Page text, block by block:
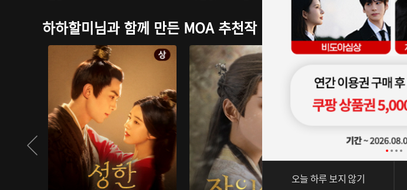
하하할미님과 함께 만든 MOA 추천작
오늘 하루 보지 않기